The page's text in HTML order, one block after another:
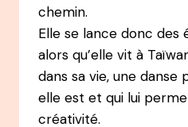
chemin.
Elle se lance donc
alors qu’elle vit à
dans sa vie, une danse
elle est et qui lui
créativité.